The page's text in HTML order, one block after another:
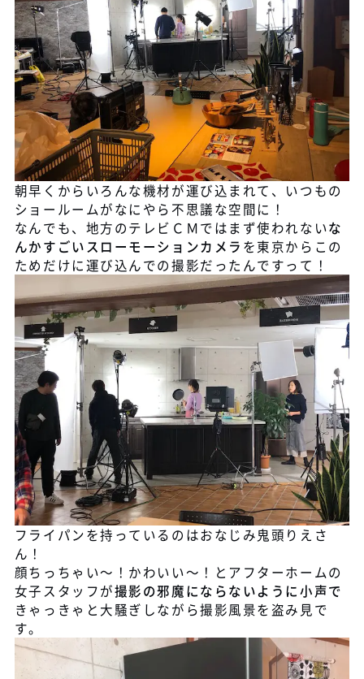
朝早くからいろんな機材が運び込まれて、いつもの
ショールームがなにやら不思議な空間に！
なんでも、地方のテレビＣＭではまず使われないな
んかすごいスローモーションカメラ を東京からこの
ためだけに運び込んでの撮影だったんですって！
フライパンを持っているのはおなじみ鬼頭りえさ
ん！
顔ちっちゃい～！かわいい～！とアフターホームの
女子スタッフが撮影の邪魔にならないように小声で
きゃっきゃと大騒ぎしながら撮影風景を盗み見で
す。